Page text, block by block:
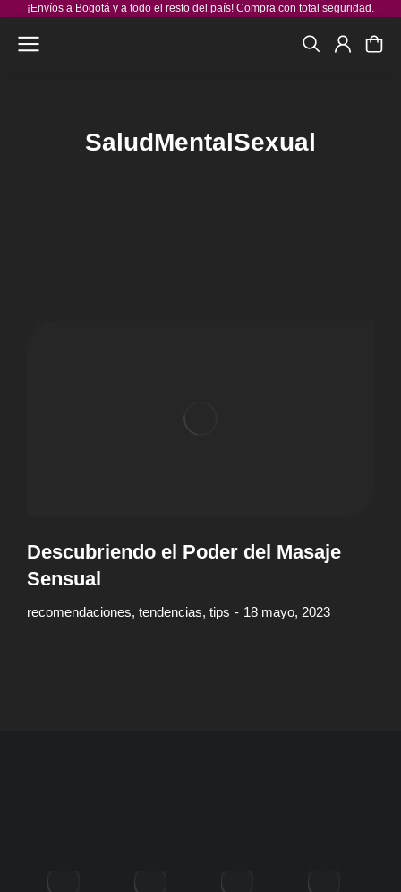
¡Envíos a Bogotá y a todo el resto del país! Compra con total seguridad.
SaludMentalSexual
Descubriendo el Poder del Masaje
Sensual
recomendaciones, tendencias, tips 18 mayo, 2023